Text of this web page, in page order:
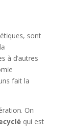
sont
à d’autres
fait la
On
qui est